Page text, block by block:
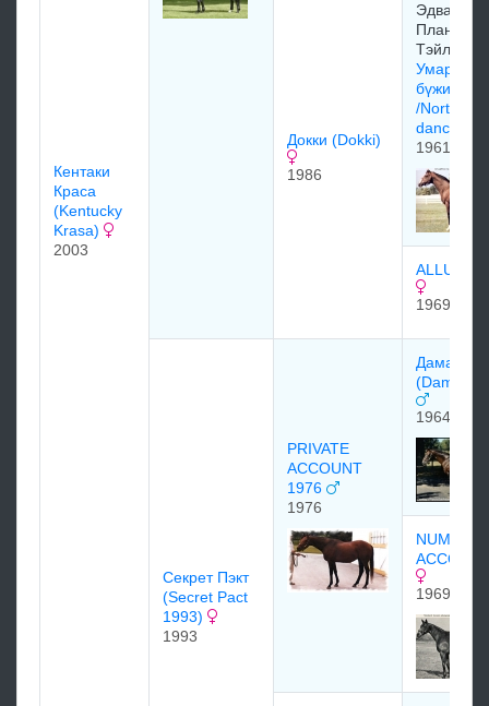
Кентаки
Краса
(Kentucky
Krasa)
2003
Докки (Dokki)
1986
Эдваpд
Планкетт
Тэйлop
Умардын
бүжигчин
/Northern
dancer/
1961
1969
Ceкрeт Пэкт
(Secret Pact
1993)
1993
PRIVATE
ACCOUNT
1976
1976
Дамаскус
1964
1969